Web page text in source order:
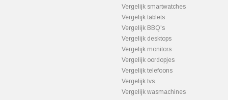
Vergelijk smartwatches
Vergelijk tablets
Vergelijk BBQ's
Vergelijk desktops
Vergelijk monitors
Vergelijk oordopjes
Vergelijk telefoons
Vergelijk tvs
Vergelijk wasmachines